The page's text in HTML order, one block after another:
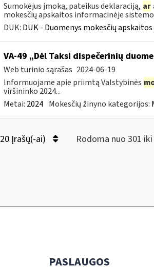
Sumokėjus įmoką, pateikus deklaraciją, ar
mokesčių apskaitos informacinėje
DUK: DUK - Duomenys mokesčių
VA-49 „Dėl Taksi dispečerinių
Web turinio sąrašas 2024-06-19
Informuojame apie priimtą Valstybinės
viršininko 2024...
Metai: 2024 Mokesčių žinyno kategorijos:
20 Įrašų(-ai) Rodoma nuo 301
PASLAUGOS